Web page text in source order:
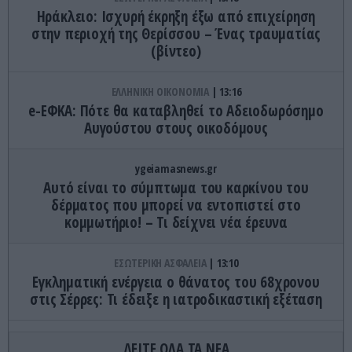
Ηράκλειο: Ισχυρή έκρηξη έξω από επιχείρηση
στην περιοχή της Θερίσσου – Ένας τραυματίας
(βίντεο)
ΕΛΛΗΝΙΚΗ ΟΙΚΟΝΟΜΙΑ 13:16
e-ΕΦΚΑ: Πότε θα καταβληθεί το Αδειοδωρόσημο
Αυγούστου στους οικοδόμους
ygeiamasnews.gr
Αυτό είναι το σύμπτωμα του καρκίνου του
δέρματος που μπορεί να εντοπιστεί στο
κομμωτήριο! – Τι δείχνει νέα έρευνα
ΕΣΩΤΕΡΙΚΗ ΑΣΦΑΛΕΙΑ 13:10
Εγκληματική ενέργεια ο θάνατος του 68χρονου
στις Σέρρες: Τι έδειξε η ιατροδικαστική εξέταση